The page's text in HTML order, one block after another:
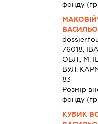
фонду
76018,
ОБЛ., М.
ВУЛ.
83
Розмір
фонду
КУБИК